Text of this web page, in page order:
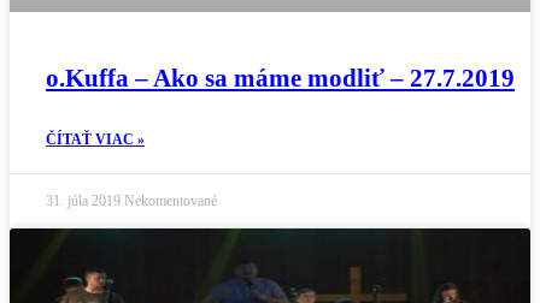
o.Kuffa – Ako sa máme modliť – 27.7.2019
ČÍTAŤ VIAC »
31. júla 2019 Nekomentované